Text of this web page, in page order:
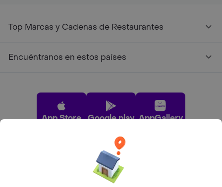
Top Marcas y Cadenas de Restaurantes
Encuéntranos en estos países
App Store Google play AppGallery
Pide tu comida favorita cerca de ti